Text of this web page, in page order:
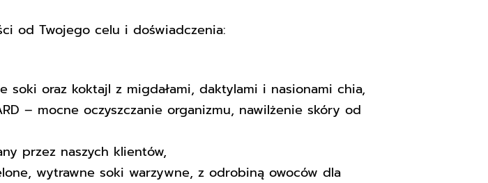
od Twojego celu i doświadczenia:
soki oraz koktajl z migdałami, daktylami i nasionami chia,
– mocne oczyszczanie organizmu, nawilżenie skóry od
przez naszych klientów,
wytrawne soki warzywne, z odrobiną owoców dla